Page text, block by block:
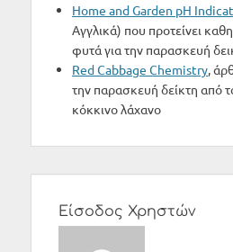
Home and Garden pH
Αγγλικά) που προτείνει
φυτά για την παρασκευή
Red Cabbage Chemistry ,
την παρασκευή δείκτη από
κόκκινο λάχανο
Είσοδος Χρηστών